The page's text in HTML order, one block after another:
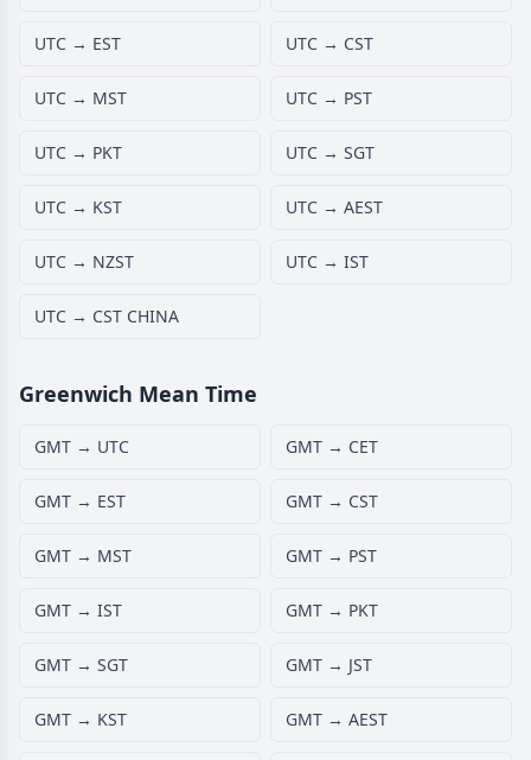
UTC → EST UTC → CST
UTC → MST UTC → PST
UTC → PKT UTC → SGT
UTC → KST UTC → AEST
UTC → NZST UTC → IST
UTC → CST CHINA
Greenwich Mean Time
GMT → UTC GMT → CET
GMT → EST GMT → CST
GMT → MST GMT → PST
GMT → IST GMT → PKT
GMT → SGT GMT → JST
GMT → KST GMT → AEST